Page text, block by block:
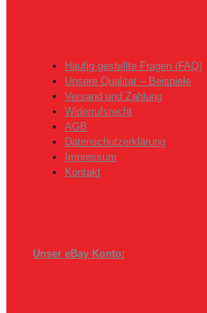
Häufig gestellte Fragen (FAQ)
Unsere Qualitat – Beispiele
Versand und Zahlung
Widerrufsrecht
AGB
Datenschutzerklärung
Impressum
Kontakt
Unser eBay Konto: